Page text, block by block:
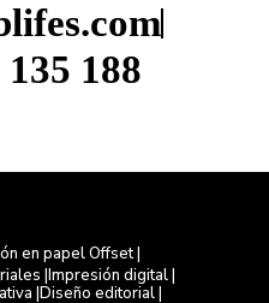
188
en papel Offset |
|Impresión digital |
|Diseño editorial |